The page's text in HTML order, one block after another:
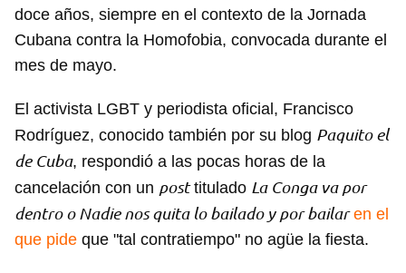
doce años, siempre en el contexto de la Jornada
Cubana contra la Homofobia, convocada durante el
mes de mayo.
El activista LGBT y periodista oficial, Francisco
Rodríguez, conocido también por su blog Paquito el
de Cuba, respondió a las pocas horas de la
cancelación con un posttitulado La Conga va por
dentro o Nadie nos quita lo bailado y por bailar en el
que pide que "tal contratiempo" no agüe la fiesta.